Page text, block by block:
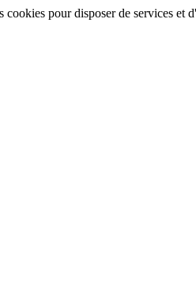
pour disposer de services et